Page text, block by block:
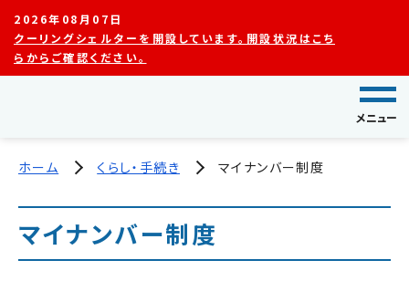
2026年08月07日
クーリングシェルターを開設しています。開設状況はこち
らからご確認ください。
メニュー
ホーム くらし・手続き マイナンバー制度
マイナンバー制度